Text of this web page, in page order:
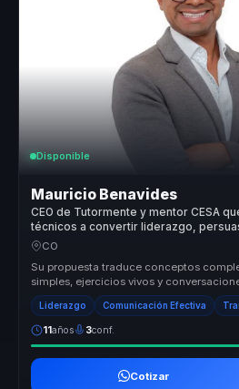
Disponible
Mauricio Benavides
CEO de Tutormente y mentor CESA
técnicos a convertir liderazgo,
influencia y acción.
CO
Su propuesta traduce conceptos
simples, ejercicios vivos y
equipos convier...
Liderazgo Comunicación Efectiva
11años 3conf.
Cotizar